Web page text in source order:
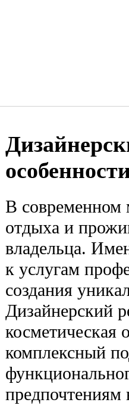
В современном
отдыха и
владельца.
к услугам
создания
Дизайнерский
косметическая
комплексный
предпочтениям